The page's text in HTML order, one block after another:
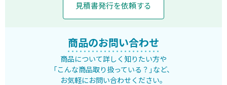
見積書発行を依頼する
商品のお問い合わせ
商品について詳しく知りたい方や
「こんな商品取り扱っている？」など、
お気軽にお問い合わせください。